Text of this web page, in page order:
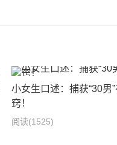
小女生口述：捕获“30男
窍！
阅读(1525)